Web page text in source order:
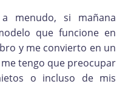
menudo, si mañana
que funcione en
y me convierto en un
tengo que preocupar
o incluso de mis